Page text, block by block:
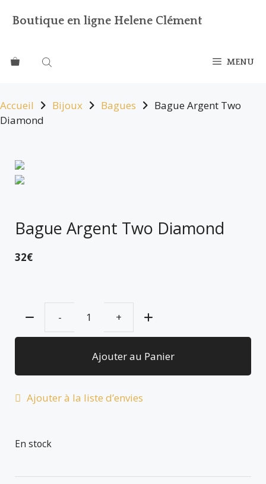
Boutique en ligne Helene Clément
MENU
Accueil Bijoux Bagues
Bague Argent Two
Diamond
Bague Argent Two Diamond
32€
Ajouter au Panier
Ajouter à la liste d’envies
En stock